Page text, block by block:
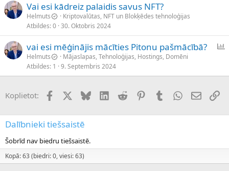
Vai esi kādreiz palaidis savus NFT?
Helmuts
Kriptovalūtas, NFT un Blokķēdes tehnoloģijas
Atbildes 0 30. Oktobris 2024
a
vai esi mēģinājis mācīties Pitonu pašmācībā?
Helmuts
Mājaslapas, Tehnoloģijas, Hostings, Domēni
Atbildes 1 9. Septembris 2024
Koplietot: FacebookX (Twitter)
BlueskyLinkedInReddit PinterestTumblrWhatsApp
E-pasts
Dalībnieki tiešsaistē
Šobrīd nav biedru tiešsaistē.
Kopā: 63 (biedri: 0, viesi: 63)